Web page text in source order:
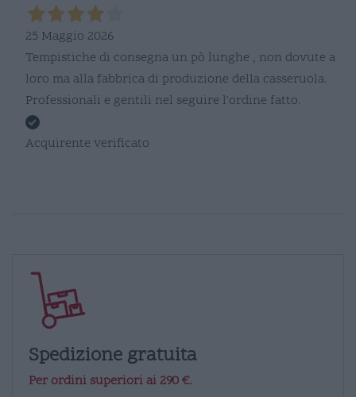
25 Maggio 2026
Tempistiche di consegna un pò lunghe , non dovute a
loro ma alla fabbrica di produzione della casseruola.
Professionali e gentili nel seguire l'ordine fatto.
Acquirente verificato
Spedizione gratuita
Per ordini superiori ai 290 €.